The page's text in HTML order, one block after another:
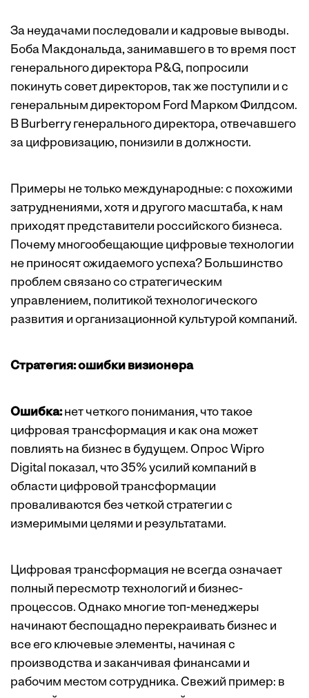
За неудачами последовали и кадровые выводы.
Боба Макдональда, занимавшего в то время пост
генерального директора P&G, попросили
покинуть совет директоров, так же поступили и с
генеральным директором Ford Марком Филдсом.
В Burberry генерального директора, отвечавшего
за цифровизацию, понизили в должности.
Примеры не только международные: с похожими
затруднениями, хотя и другого масштаба, к нам
приходят представители российского бизнеса.
Почему многообещающие цифровые технологии
не приносят ожидаемого успеха? Большинство
проблем связано со стратегическим
управлением, политикой технологического
развития и организационной культурой компаний.
Стратегия: ошибки визионера
Ошибка:нет четкого понимания, что такое
цифровая трансформация и как она может
повлиять на бизнес в будущем. Опрос Wipro
Digital показал, что 35% усилий компаний в
области цифровой трансформации
проваливаются без четкой стратегии с
измеримыми целями и результатами.
Цифровая трансформация не всегда означает
полный пересмотр технологий и бизнес-
процессов. Однако многие топ-менеджеры
начинают беспощадно перекраивать бизнес и
все его ключевые элементы, начиная с
производства и заканчивая финансами и
рабочим местом сотрудника. Свежий пример: в